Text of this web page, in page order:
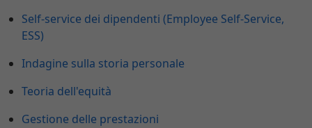
Self-service dei dipendenti (Employee Self-Service,
ESS)
Indagine sulla storia personale
Teoria dell'equità
Gestione delle prestazioni